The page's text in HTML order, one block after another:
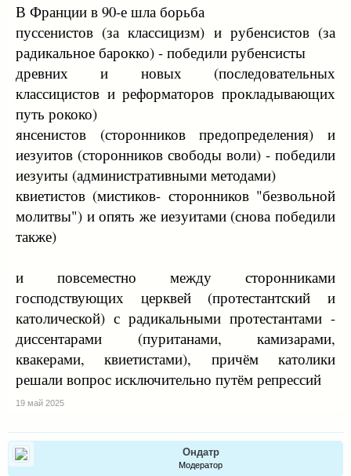
В Франции в 90-е шла борьба
пуссенистов (за классицизм) и рубенсистов (за
радикальное барокко) - победили рубенсисты
древних и новых (последовательных
классицистов и реформаторов прокладывающих
путь рококо)
янсенистов (сторонников предопределения) и
иезуитов (сторонников свободы воли) - победили
иезуиты (административными методами)
квиетистов (мистиков- сторонников "безвольной
молитвы") и опять же иезуитами (снова победили
также)
и повсеместно между сторонниками
господствующих церквей (протестантский и
католической) с радикальными протестантами -
диссентарами (пуританами, камизарами,
квакерами, квиетистами), причём католики
решали вопрос исключительно путём репрессий
19 май 2025
Ондатр
Модератор